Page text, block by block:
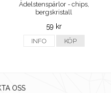
Ädelstenspärlor - chips,
bergskristall
59 kr
INFO KÖP
OSS